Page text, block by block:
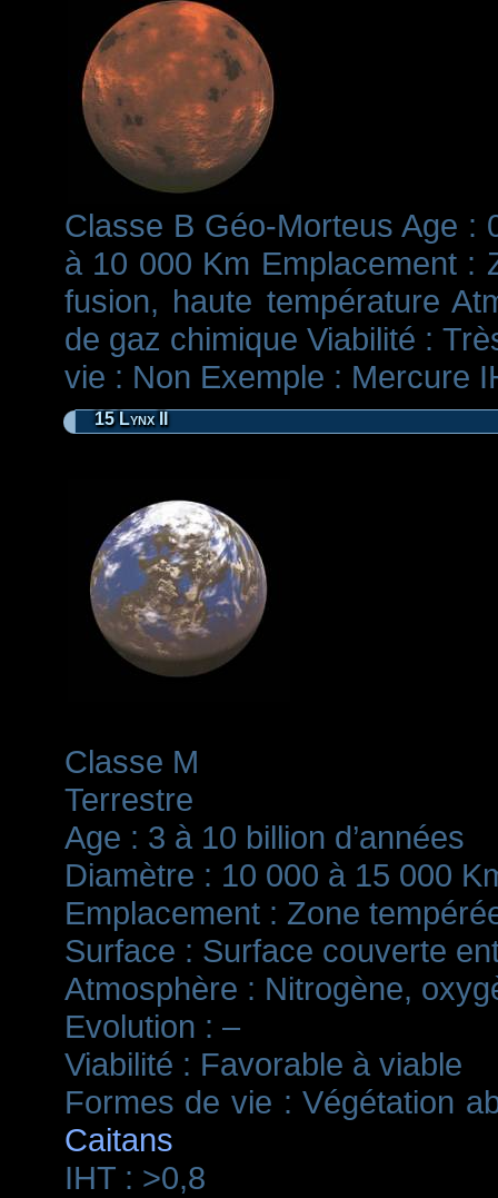
Classe B Géo-Morteus Age :
à 10 000 Km Emplacement :
fusion, haute température
de gaz chimique Viabilité :
vie : Non Exemple : Mercure
15 Lynx II
Classe M
Terrestre
Age : 3 à 10 billion d’années
Diamètre : 10 000 à 15 000
Emplacement : Zone
Surface : Surface couverte
Atmosphère : Nitrogène,
Evolution : –
Viabilité : Favorable à viable
Formes de vie : Végétation
Caitans
IHT : >0,8